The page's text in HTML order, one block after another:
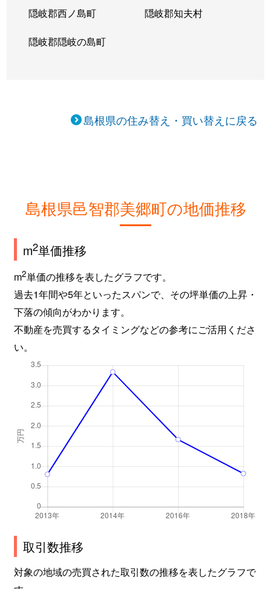
隠岐郡西ノ島町 隠岐郡知夫村
隠岐郡隠岐の島町
島根県の住み替え・買い替えに戻る
島根県邑智郡美郷町の地価推移
m2単価推移
m2単価の推移を表したグラフです。
過去1年間や5年といったスパンで、その坪単価の上昇・
下落の傾向がわかります。
不動産を売買するタイミングなどの参考にご活用くださ
い。
取引数推移
対象の地域の売買された取引数の推移を表したグラフで